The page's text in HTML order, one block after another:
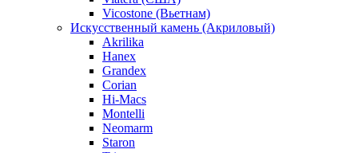
Vicostone (Вьетнам)
Искусственный камень (Акриловый)
Akrilika
Hanex
Grandex
Corian
Hi-Macs
Montelli
Neomarm
Staron